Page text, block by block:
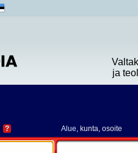
ja
? Alue, kunta, osoite